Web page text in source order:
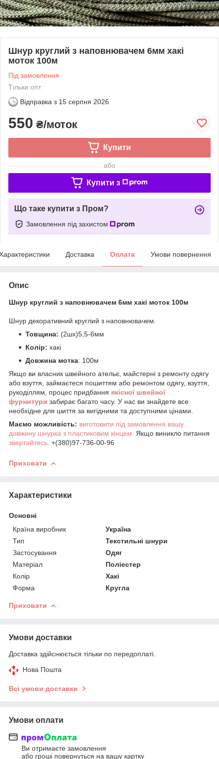
Шнур круглий з наповнювачем 6мм хакі
моток 100м
Під замовлення
Тільки опт
Відправка з 15 серпня 2026
550 ₴/моток
Купити
або
Купити з
Що таке купити з Пром?
Замовлення під захистом
Доставка Оплата Умови повернення
Опис
Шнур круглий з наповнювачем 6мм хакі моток 100м
Шнур декоративний круглий з наповнювачем.
Товщина: (2шх)5,5-6мм
Колір: хакі
Довжина мотка: 100м
Якщо ви власник швейного ательє, майстерні з ремонту одягу
або взуття, займаєтеся пошиттям або ремонтом одягу, взуття,
рукоділлям, процес придбання якісної швейної
фурнитури забирає багато часу. У нас ви знайдете все
необхідне для шиття за вигідними та доступними цінами.
Маємо можливість: виготовити під замовлення вашу
довжину шнурка з пластиковим кінцем.
Якщо виникло питання
звертайтесь . +(380)97-736-00-96
Приховати
Характеристики
Основні
Країна виробник
Україна
Тип
Текстильні шнури
Застосування
Одяг
Матеріал
Поліестер
Колір
Хакі
Форма
Кругла
Приховати
Умови доставки
Доставка здійснюється тільки по передоплаті.
Нова Пошта
Всі умови доставки
Умови оплати
Ви отримаєте замовлення
або гроші повернуться на вашу картку